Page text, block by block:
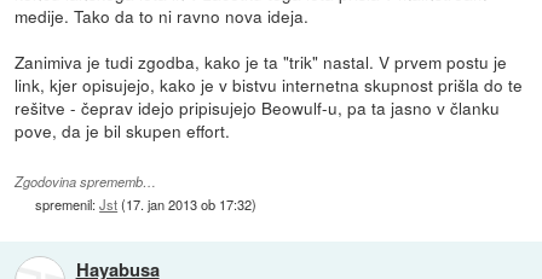
medije. Tako da to ni ravno nova ideja.
Zanimiva je tudi zgodba, kako je ta "trik" nastal. V prvem postu je
link, kjer opisujejo, kako je v bistvu internetna skupnost prišla do te
rešitve - čeprav idejo pripisujejo Beowulf-u, pa ta jasno v članku
pove, da je bil skupen effort.
Zgodovina sprememb…
spremenil:Jst(17. jan 2013 ob 17:32)
Hayabusa